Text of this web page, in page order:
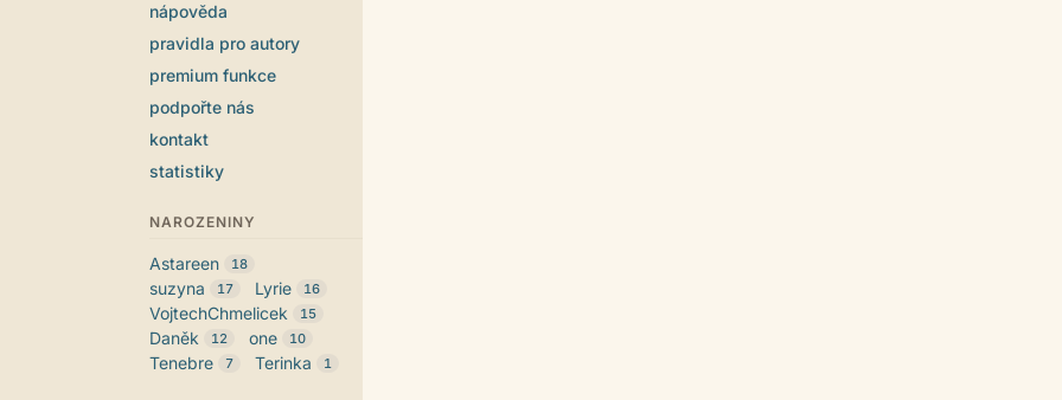
nápověda
pravidla pro autory
premium funkce
podpořte nás
kontakt
statistiky
NAROZENINY
Astareen 18
suzyna 17 Lyrie 16
VojtechChmelicek 15
Daněk 12 one 10
Tenebre 7 Terinka 1